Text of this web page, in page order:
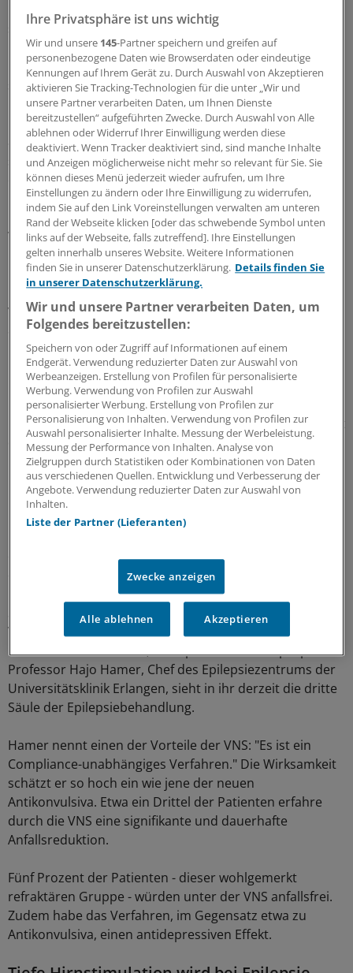
Patienten pro 1000 Personenjahre; ist die Epilepsie
schwer behandelbar, steigt das Risiko auf 6-9/1000
Personenjahre. In der Allgemeinpopulation hingegen
beläuft sich die Gefahr, plötzlich und unerwartet zu
sterben, auf 0,06/1000 Personenjahre.
In Deutschland wird die Zahl der SUDEP-Fälle auf etwa
800 pro Jahr geschätzt. Genauer lässt sich das nicht
sagen, weil das Statistische Bundesamt SUDEP nicht als
eigene Kategorie in der Todesursachen-Statistik führt:
Im ICD-10 taucht SUDEP nicht auf.
Vor allem junge Menschen betroffen
Dabei ist das Problem durchaus eines, das Gesellschaft
und Politik beschäftigen sollte. Nimmt man nämlich die
verlorenen Lebensjahre als Vergleichspunkt, rangiert
SUDEP hinter den Schlaganfällen auf Platz zwei aller
neurologischen Krankheiten.
Denn SUDEP schlägt in jungen Jahren zu: 70 Prozent der
Fälle ereignen sich vor dem 40. Lebensjahr. Eine SUDEP-
Prävention ersten Ranges ist die Anfallskontrolle. Gelingt
die Kontrolle, sinkt das SUDEP-Risiko um rund 80
Prozent.
Doch Antikonvulsiva helfen nicht allen Patienten, die
Epilepsiechirurgie kommt nur für wenige Patienten
elektrische Stimulationsverfahren eine Option
Seit rund einem Vierteljahrhundert verfügbar ist die
Vagusnervstimulation (VNS) in der Behandlung von
Patienten mit schwerer, therapierefraktärer Epilepsie.
Professor Hajo Hamer, Chef des Epilepsiezentrums der
Universitätsklinik Erlangen, sieht in ihr derzeit die dritte
Säule der Epilepsiebehandlung.
Hamer nennt einen der Vorteile der VNS: "Es ist ein
Compliance-unabhängiges Verfahren." Die Wirksamkeit
schätzt er so hoch ein wie jene der neuen
Antikonvulsiva. Etwa ein Drittel der Patienten erfahre
durch die VNS eine signifikante und dauerhafte
Anfallsreduktion.
Fünf Prozent der Patienten - dieser wohlgemerkt
refraktären Gruppe - würden unter der VNS anfallsfrei.
Zudem habe das Verfahren, im Gegensatz etwa zu
Antikonvulsiva, einen antidepressiven Effekt.
Ihre Privatsphäre ist uns wichtig
Wir und unsere 145-Partner speichern und greifen auf
personenbezogene Daten wie Browserdaten oder eindeutige
Kennungen auf Ihrem Gerät zu. Durch Auswahl von Akzeptieren
aktivieren Sie Tracking-Technologien für die unter „Wir und
unsere Partner verarbeiten Daten, um Ihnen Dienste
bereitzustellen“ aufgeführten Zwecke. Durch Auswahl von Alle
ablehnen oder Widerruf Ihrer Einwilligung werden diese
deaktiviert. Wenn Tracker deaktiviert sind, sind manche Inhalte
und Anzeigen möglicherweise nicht mehr so relevant für Sie. Sie
können dieses Menü jederzeit wieder aufrufen, um Ihre
Einstellungen zu ändern oder Ihre Einwilligung zu widerrufen,
indem Sie auf den Link Voreinstellungen verwalten am unteren
Rand der Webseite klicken [oder das schwebende Symbol unten
links auf der Webseite, falls zutreffend]. Ihre Einstellungen
gelten innerhalb unseres Website. Weitere Informationen
finden Sie in unserer Datenschutzerklärung. Details finden Sie
in unserer Datenschutzerklärung.
Wir und unsere Partner verarbeiten Daten, um
Folgendes bereitzustellen:
Speichern von oder Zugriff auf Informationen auf einem
Endgerät. Verwendung reduzierter Daten zur Auswahl von
Werbeanzeigen. Erstellung von Profilen für personalisierte
Werbung. Verwendung von Profilen zur Auswahl
personalisierter Werbung. Erstellung von Profilen zur
Personalisierung von Inhalten. Verwendung von Profilen zur
Auswahl personalisierter Inhalte. Messung der Werbeleistung.
Messung der Performance von Inhalten. Analyse von
Zielgruppen durch Statistiken oder Kombinationen von Daten
aus verschiedenen Quellen. Entwicklung und Verbesserung der
Angebote. Verwendung reduzierter Daten zur Auswahl von
Inhalten.
Liste der Partner (Lieferanten)
Zwecke anzeigen
Alle ablehnen Akzeptieren